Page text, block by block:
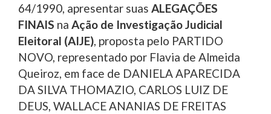
64/1990, apresentar suas ALEGAÇÕES
FINAIS na Ação de Investigação Judicial
Eleitoral (AIJE) , proposta pelo PARTIDO
NOVO, representado por Flavia de Almeida
Queiroz, em face de DANIELA APARECIDA
DA SILVA THOMAZIO, CARLOS LUIZ DE
DEUS, WALLACE ANANIAS DE FREITAS